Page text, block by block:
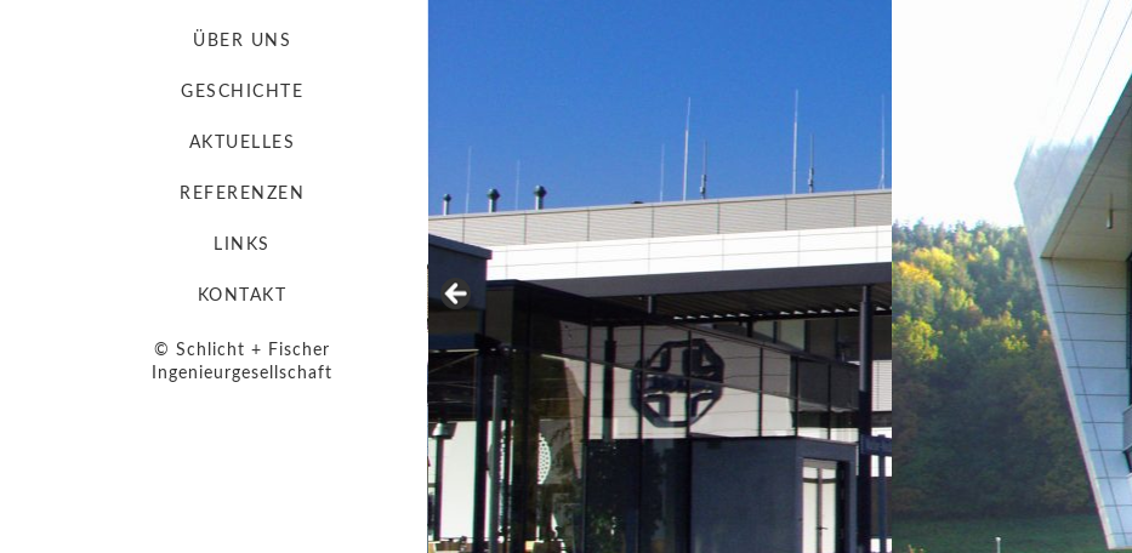
ÜBER UNS
GESCHICHTE
AKTUELLES
REFERENZEN
LINKS
KONTAKT
© Schlicht + Fischer
Ingenieurgesellschaft